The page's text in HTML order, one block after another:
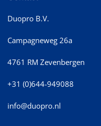
Duopro B.V.
Campagneweg 26a
4761 RM Zevenbergen
+31 (0)644-949088
info@duopro.nl